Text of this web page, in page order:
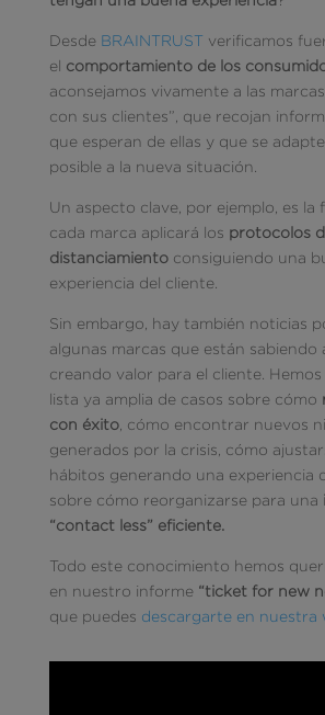
Desde BRAINTRUST verificamos
el comportamiento de los
aconsejamos vivamente a las
con sus clientes”, que recojan
que esperan de ellas y que se
posible a la nueva situación.
Un aspecto clave, por ejemplo, es la
cada marca aplicará los protocolos
distanciamientoconsiguiendo una
experiencia del cliente.
Sin embargo, hay también noticias
algunas marcas que están sabiendo
creando valor para el cliente.
lista ya amplia de casos sobre cómo
con éxito, cómo encontrar nuevos
generados por la crisis, cómo
hábitos generando una experiencia
sobre cómo reorganizarse para una
“contact less” eficiente.
Todo este conocimiento hemos
en nuestro informe “ticket for new
que puedes descargarte en nuestra